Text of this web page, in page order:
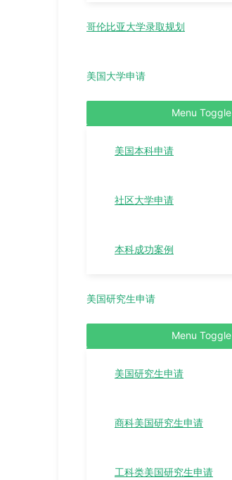
哥伦比亚大学录取规划
美国大学申请
Menu Toggle
美国本科申请
社区大学申请
本科成功案例
美国研究生申请
Menu Toggle
美国研究生申请
商科美国研究生申请
工科类美国研究生申请